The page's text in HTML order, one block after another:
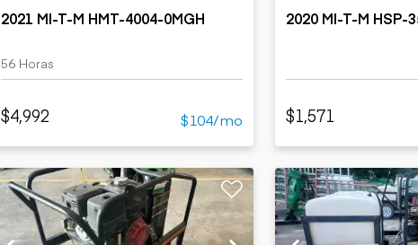
Omitir cargadores
Raspadores
Remolques de
2021 MI-T-M HMT-4004-0MGH
56 Horas
$4,992 $104/mo
2020 MI-T-M HSP-
$1,571